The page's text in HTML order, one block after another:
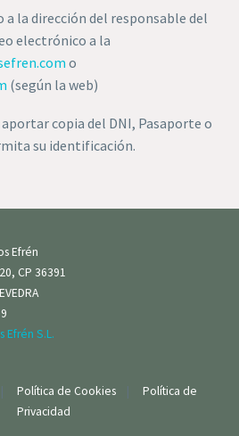
la dirección del responsable del
electrónico a la
o
(según la web)
copia del DNI, Pasaporte o
su identificación.
Efrén
CP 36391
Efrén S.L.
| Política de Cookies |
Política de
Privacidad